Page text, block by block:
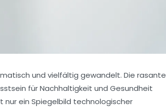
und vielfältig gewandelt. Die rasante
für Nachhaltigkeit und Gesundheit
nur ein Spiegelbild technologischer